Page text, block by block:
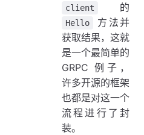
client 的
Hello
方法并
获取结果，这就
是一个最简单的
GRPC 例子，
许多开源的框架
也都是对这一个
流程进行了封
装。